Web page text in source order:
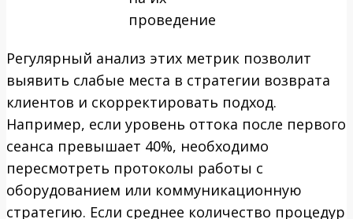
проведение
Регулярный анализ этих метрик позволит
выявить слабые места в стратегии возврата
клиентов и скорректировать подход.
Например, если уровень оттока после первого
сеанса превышает 40%, необходимо
пересмотреть протоколы работы с
оборудованием или коммуникационную
стратегию. Если среднее количество процедур